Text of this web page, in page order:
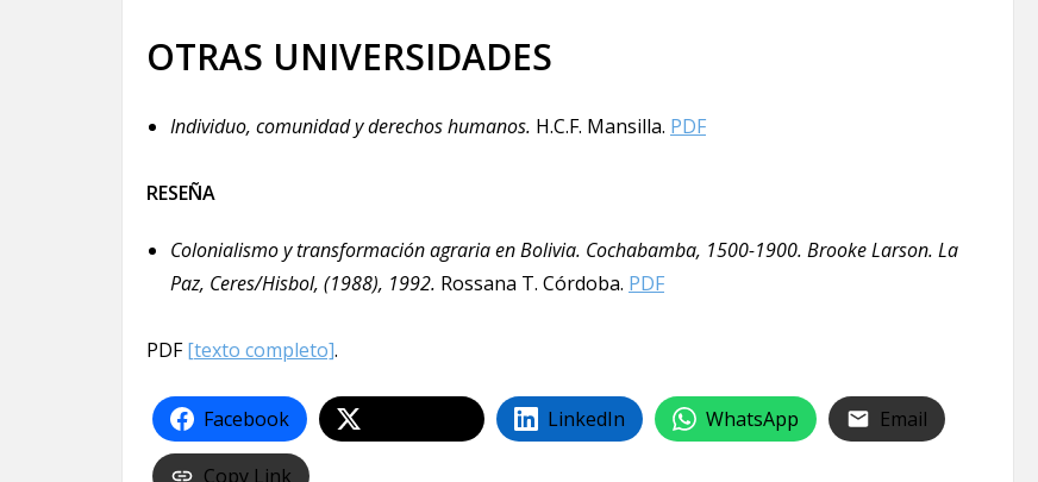
OTRAS UNIVERSIDADES
Individuo, comunidad y derechos humanos. H.C.F. Mansilla. PDF
RESEÑA
Colonialismo y transformación agraria en Bolivia. Cochabamba, 1500-1900. Brooke Larson. La
Paz, Ceres/Hisbol, (1988), 1992. Rossana T. Córdoba. PDF
PDF[texto completo].
Facebook LinkedIn WhatsApp Email
Copy Link